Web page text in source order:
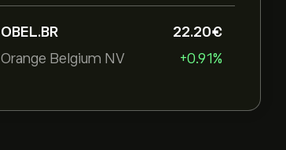
OBEL.BR
Orange Belgium NV
22.20‎€‎
+0.91%